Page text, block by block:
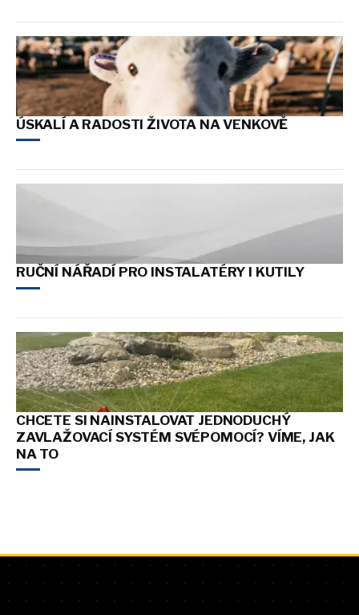
ÚSKALÍ A RADOSTI ŽIVOTA NA VENKOVĚ
RUČNÍ NÁŘADÍ PRO INSTALATÉRY I KUTILY
CHCETE SI NAINSTALOVAT JEDNODUCHÝ
ZAVLAŽOVACÍ SYSTÉM SVÉPOMOCÍ? VÍME, JAK
NA TO